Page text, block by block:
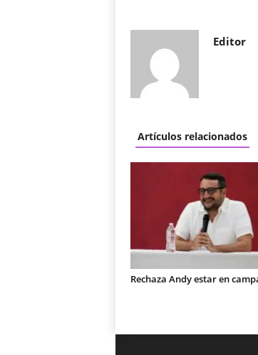
Editor
Artículos relacionados
Rechaza Andy estar en